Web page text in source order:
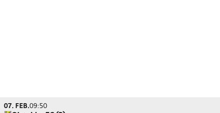
07. FEB.09:50